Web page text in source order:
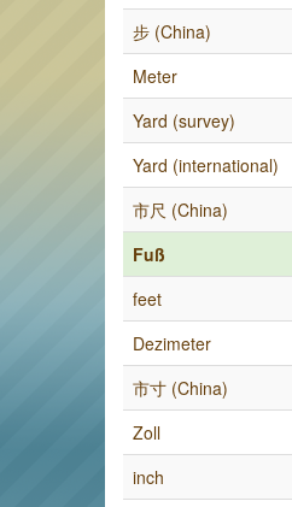
步 (China)
Meter
Yard (survey)
Yard (international)
市尺 (China)
Fuß
feet
Dezimeter
市寸 (China)
Zoll
inch